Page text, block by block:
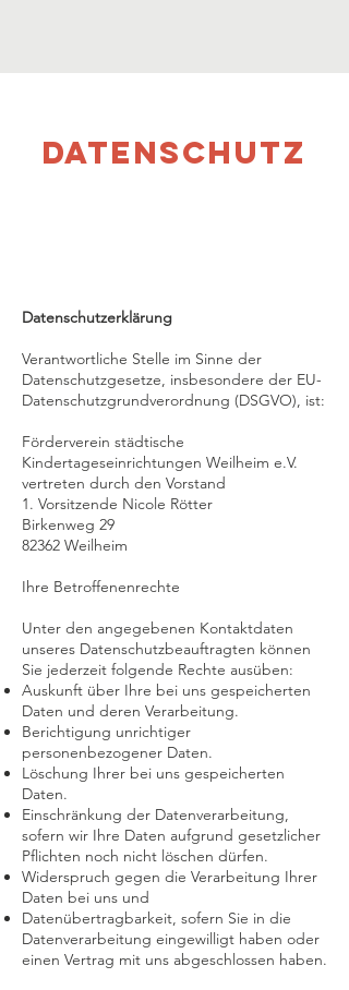
DATENSCHUTZ
Datenschutzerklärung
Verantwortliche Stelle im Sinne der
Datenschutzgesetze, insbesondere der EU-
Datenschutzgrundverordnung (DSGVO), ist:
Förderverein städtische
Kindertageseinrichtungen Weilheim e.V.
vertreten durch den Vorstand
1. Vorsitzende Nicole Rötter
Birkenweg 29
82362 Weilheim
Ihre Betroffenenrechte
Unter den angegebenen Kontaktdaten
unseres Datenschutzbeauftragten können
Sie jederzeit folgende Rechte ausüben:
Auskunft über Ihre bei uns gespeicherten
Daten und deren Verarbeitung.
Berichtigung unrichtiger
personenbezogener Daten.
Löschung Ihrer bei uns gespeicherten
Daten.
Einschränkung der Datenverarbeitung,
sofern wir Ihre Daten aufgrund gesetzlicher
Pflichten noch nicht löschen dürfen.
Widerspruch gegen die Verarbeitung Ihrer
Daten bei uns und
Datenübertragbarkeit, sofern Sie in die
Datenverarbeitung eingewilligt haben oder
einen Vertrag mit uns abgeschlossen haben.